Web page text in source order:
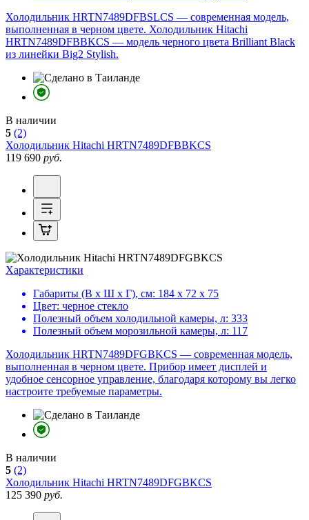
Холодильник HRTN7489DFBSLCS — современная модель,
выполненная в черном цвете. Холодильник Hitachi
HRTN7489DFBBKCS — модель черного цвета Brilliant Black
из линейки Big2 Stylish.
В наличии
5 (2)
Холодильник Hitachi HRTN7489DFBBKCS
119 690 руб.
Характеристики
Габариты (В х Ш х Г), см: 184 х 72 х 75
Цвет: черное стекло
Полезный объем холодильной камеры, л: 333
Полезный объем морозильной камеры, л: 117
Холодильник HRTN7489DFGBKCS — современная модель,
выполненная в черном цвете. Прибор имеет дисплей и
удобное сенсорное управление, благодаря которому вы легко
настроите требуемые параметры.
В наличии
5 (2)
Холодильник Hitachi HRTN7489DFGBKCS
125 390 руб.